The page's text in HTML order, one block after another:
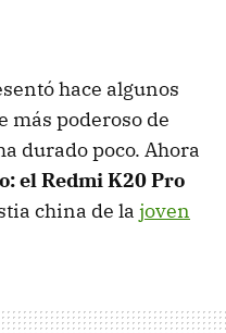
hace algunos
más poderoso de
durado poco. Ahora
el Redmi K20 Pro
china de la joven